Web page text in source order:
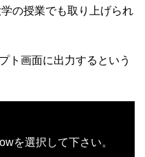
の授業でも取り上げられ
ト画面に出力するという
を選択して下さい。